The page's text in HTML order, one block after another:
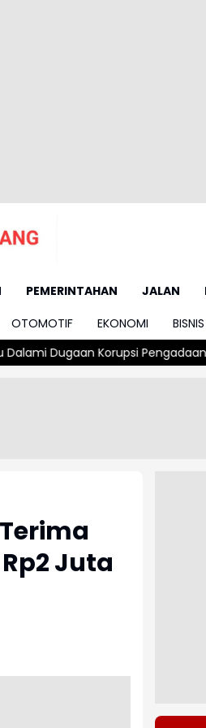
PEMERINTAHAN JALAN
OTOMOTIF EKONOMI BISNIS
Pengadaan Smart TV APBD
Juta